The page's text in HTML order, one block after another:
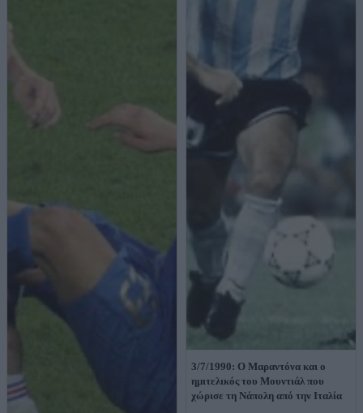
3/7/1990: Ο Μαραντόνα και ο
ημιτελικός του Μουντιάλ που
χώρισε τη Νάπολη από την Ιταλία